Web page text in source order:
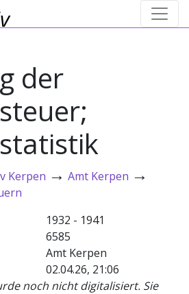
der
Kerpen → Amt Kerpen →
1932 - 1941
6585
Amt Kerpen
02.04.26, 21:06
noch nicht digitalisiert. Sie